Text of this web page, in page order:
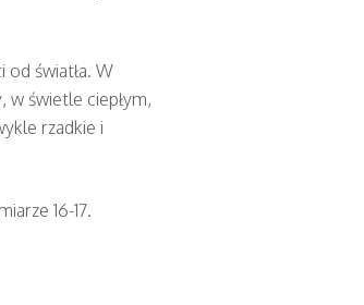
światła. W
świetle ciepłym,
rzadkie i
16-17.